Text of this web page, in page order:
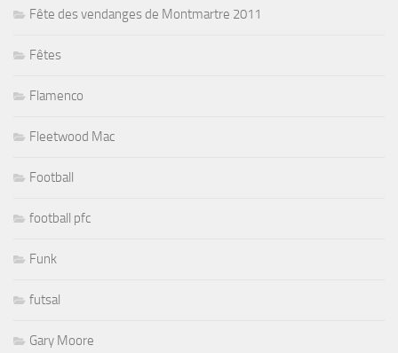
Fête des vendanges de Montmartre 2011
Fêtes
Flamenco
Fleetwood Mac
Football
football pfc
Funk
futsal
Gary Moore